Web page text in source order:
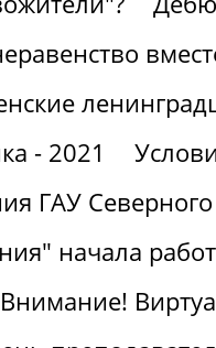
- 2021
ГАУ
начала
Внимание!